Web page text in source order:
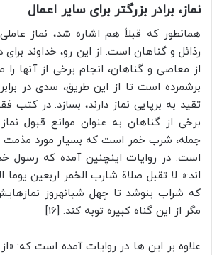
نماز، برادر بزرگتر برای سایر اعمال
همانطور که قبلاً هم اشاره شد، نماز
رذائل و گناهان است. از این رو، خداوند برای
از معاصی و گناهان، انجام برخی از آنها را
برشمرده است تا از این طریق، سدی در
تقید به برپایی نماز دارند، بسازد. در كتب
برخی از گناهان به عنوان موانع قبول
جمله، شرب خمر است که بسیار مورد مذمت
است. در روایات اینچنین آمده که رسول
اند:« لا تقبل صلاة شارب الخمر اربعین
که شراب بنوشد تا چهل شبانه‏روز
مگر از این گناه کبیره توبه کند. [16]
علاوه بر این ها در روایات آمده است که: